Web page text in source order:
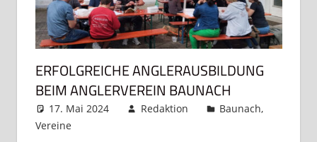
ERFOLGREICHE ANGLERAUSBILDUNG
BEIM ANGLERVEREIN BAUNACH
17. Mai 2024 Redaktion Baunach,
Vereine